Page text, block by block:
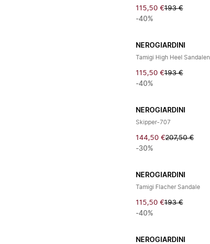
115,50 €193 €
-40%
NEROGIARDINI
Tamigi High Heel Sandalen
115,50 €193 €
-40%
NEROGIARDINI
Skipper-707
144,50 €207,50 €
-30%
NEROGIARDINI
Tamigi Flacher Sandale
115,50 €193 €
-40%
NEROGIARDINI